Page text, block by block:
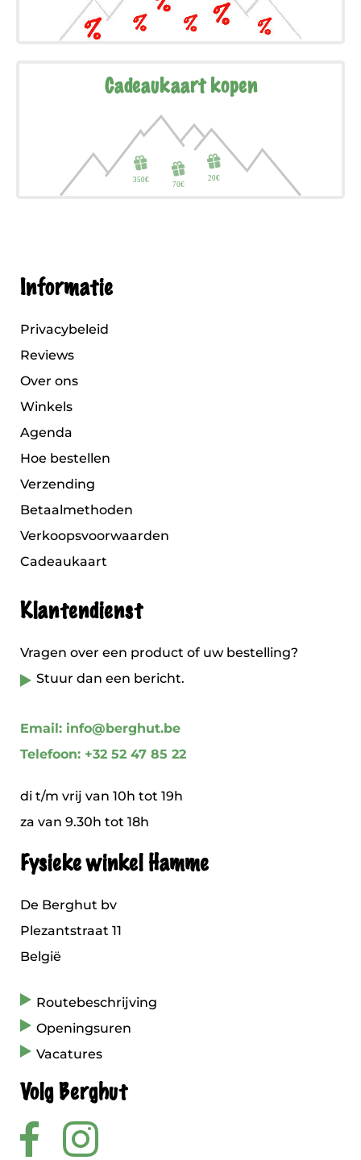
Cadeaukaart kopen
Informatie
Privacybeleid
Reviews
Over ons
Winkels
Agenda
Hoe bestellen
Verzending
Betaalmethoden
Verkoopsvoorwaarden
Cadeaukaart
Klantendienst
Vragen over een product of uw bestelling?
Stuur dan een bericht.
Email: info@berghut.be
Telefoon: +32 52 47 85 22
di t/m vrij van 10h tot 19h
za van 9.30h tot 18h
Fysieke winkel Hamme
De Berghut bv
Plezantstraat 11
België
Routebeschrijving
Openingsuren
Vacatures
Volg Berghut